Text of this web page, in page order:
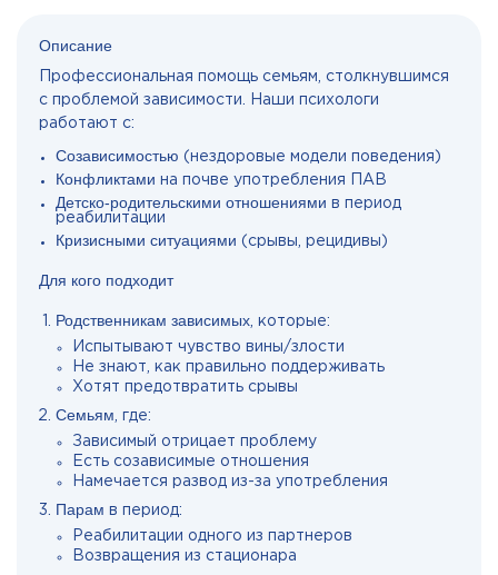
Описание
Профессиональная помощь семьям, столкнувшимся
с проблемой зависимости. Наши психологи
работают с:
Созависимостью (нездоровые модели поведения)
Конфликтами на почве употребления ПАВ
Детско-родительскими отношениями в период
реабилитации
Кризисными ситуациями (срывы, рецидивы)
Для кого подходит
Родственникам зависимых , которые:
Испытывают чувство вины/злости
Не знают, как правильно поддерживать
Хотят предотвратить срывы
Семьям , где:
Зависимый отрицает проблему
Есть созависимые отношения
Намечается развод из-за употребления
Парам в период:
Реабилитации одного из партнеров
Возвращения из стационара